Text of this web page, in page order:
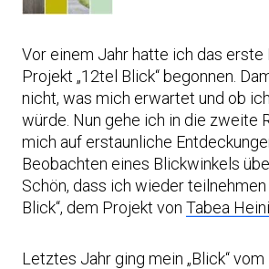
Vor einem Jahr hatte ich das erste
Projekt „12tel Blick“ begonnen.
nicht, was mich erwartet und ob
würde. Nun gehe ich in die zweite
mich auf erstaunliche
Beobachten eines Blickwinkels
Schön, dass ich wieder
Blick“, dem Projekt von Tabea
Letztes Jahr ging mein „Blick“